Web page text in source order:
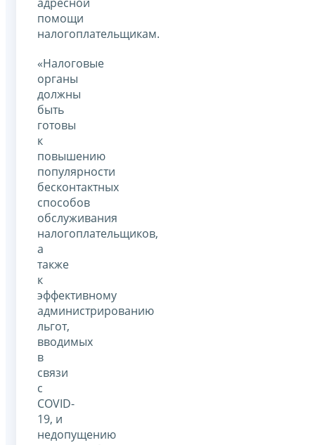
помощи
налогоплательщикам.
«Налоговые
органы
должны
быть
готовы
к
повышению
популярности
бесконтактных
способов
обслуживания
налогоплательщиков,
а
также
к
эффективному
администрированию
льгот,
вводимых
в
связи
с
COVID-
19, и
недопущению